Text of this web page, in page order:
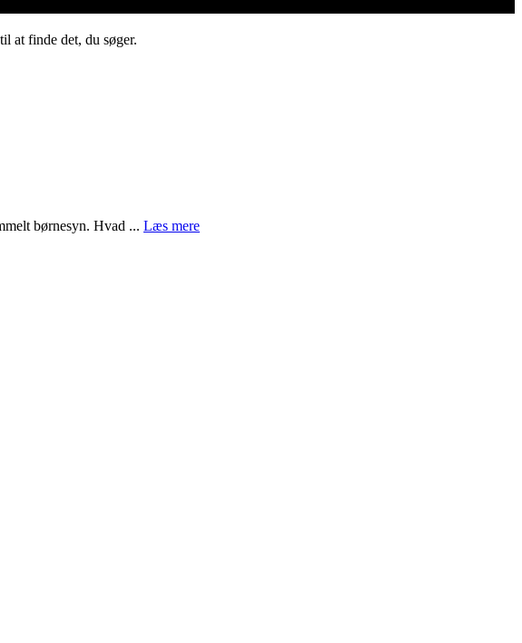
at finde det, du søger.
børnesyn. Hvad ... Læs mere